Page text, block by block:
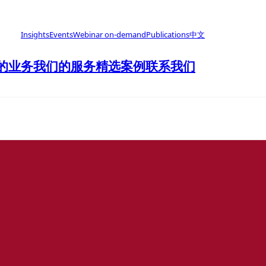
InsightsEventsWebinar on-demandPublications中文
业务我们的服务精选案例联系我们